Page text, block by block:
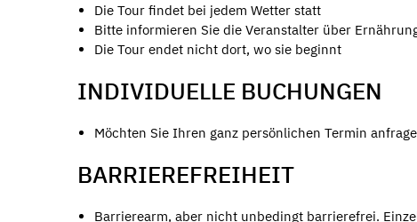
Die Tour findet bei jedem Wetter statt
Bitte informieren Sie die Veranstalter über
Die Tour endet nicht dort, wo sie beginnt
INDIVIDUELLE BUCHUNGEN
Möchten Sie Ihren ganz persönlichen Termin
BARRIEREFREIHEIT
Barrierearm, aber nicht unbedingt barrierefrei.